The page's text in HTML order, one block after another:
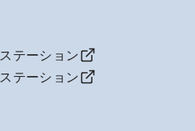
テーション
テーション